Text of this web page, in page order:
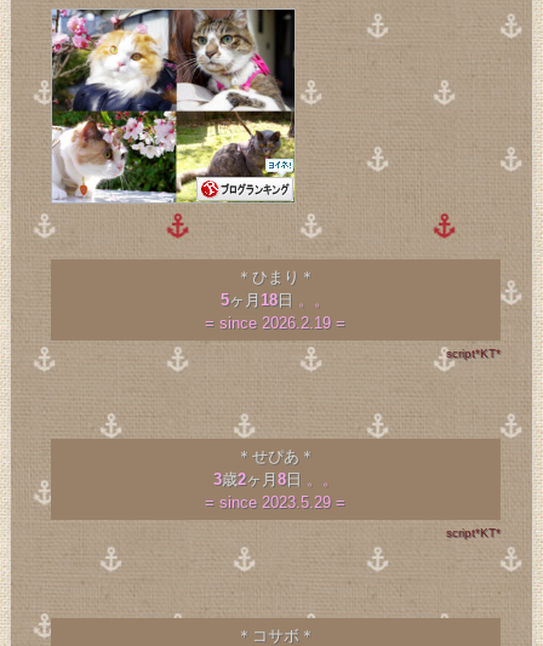
＊ひまり＊
5ヶ月 18日 。。
= since 2026.2.19 =
script*KT*
＊せぴあ＊
3歳2ヶ月8日 。。
= since 2023.5.29 =
script*KT*
＊コサボ＊